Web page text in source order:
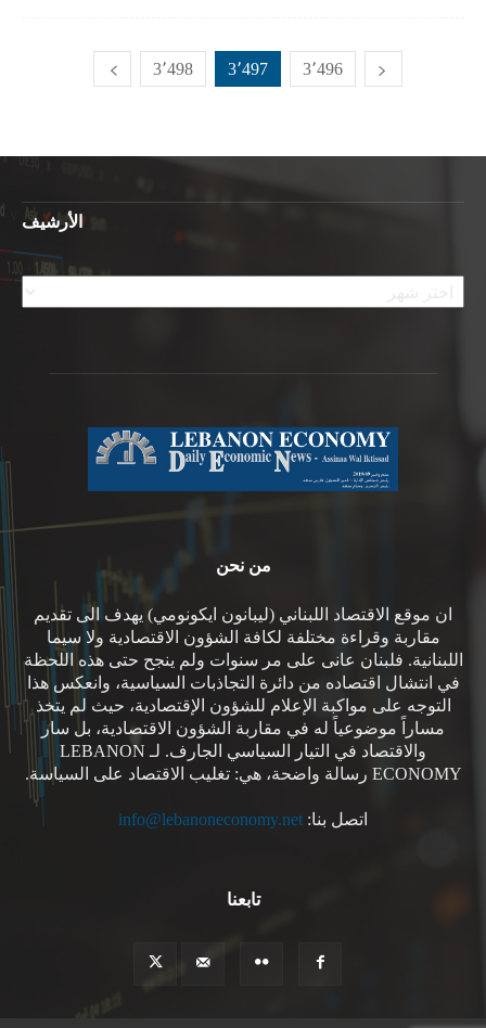
3٬496 3٬497 3٬498
الأرشيف
الأرشيف
من نحن
ان موقع الاقتصاد اللبناني (ليبانون ايكونومي) يهدف الى تقديم
مقاربة وقراءة مختلفة لكافة الشؤون الاقتصادية ولا سيما
اللبنانية. فلبنان عانى على مر سنوات ولم ينجح حتى هذه اللحظة
في انتشال اقتصاده من دائرة التجاذبات السياسية، وانعكس هذا
التوجه على مواكبة الإعلام للشؤون الإقتصادية، حيث لم يتخذ
مساراً موضوعياً له في مقاربة الشؤون الاقتصادية، بل سار
والاقتصاد في التيار السياسي الجارف. لـ LEBANON
ECONOMY رسالة واضحة، هي: تغليب الاقتصاد على السياسة.
اتصل بنا: info@lebanoneconomy.net
تابعنا